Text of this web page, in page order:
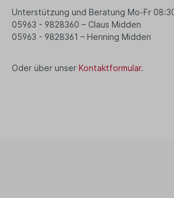
Unterstützung und Beratung Mo-Fr
05963 - 9828360 – Claus Midden
05963 - 9828361 – Henning Midden
Oder über unser Kontaktformular.